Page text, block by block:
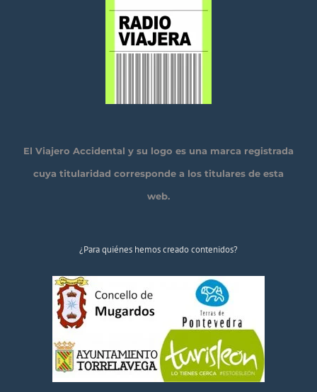
El Viajero Accidental y su logo es una marca registrada
cuya titularidad corresponde a los titulares de esta
web.
¿Para quiénes hemos creado contenidos?